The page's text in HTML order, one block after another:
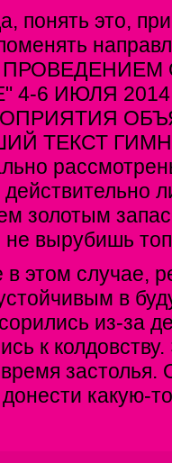
понять это,
4-6 ИЮЛЯ
ТЕКСТ
золотым
не вырубишь
этом случае,
в
из-за
к
застолья.
донести какую-